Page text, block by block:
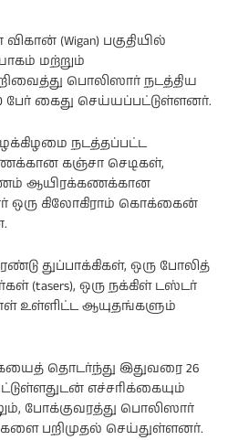
(Wigan) பகுதியில்
மற்றும்
பொலிஸார் நடத்திய
பேர் கைது செய்யப்பட்டுள்ளனர்.
நடத்தப்பட்ட
கஞ்சா செடிகள்,
ஆயிரக்கணக்கான
ஒரு கிலோகிராம் கொக்கைன்
துப்பாக்கிகள், ஒரு போலித்
(tasers), ஒரு நக்கிள் டஸ்டர்
உள்ளிட்ட ஆயுதங்களும்
தொடர்ந்து இதுவரை 26
எச்சரிக்கையும்
போக்குவரத்து பொலிஸார்
பறிமுதல் செய்துள்ளனர்.